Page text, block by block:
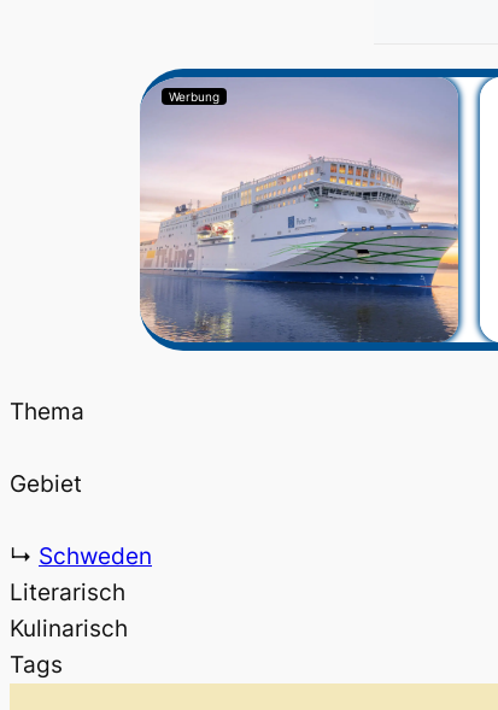
Werbung
Thema
Gebiet
↳ Schweden
Literarisch
Kulinarisch
Tags